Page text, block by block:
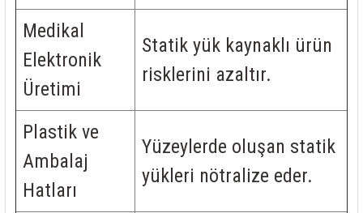
Medikal
Elektronik
Üretimi
Statik yük kaynaklı ürün
risklerini azaltır.
Plastik ve
Ambalaj
Hatları
Yüzeylerde oluşan statik
yükleri nötralize eder.